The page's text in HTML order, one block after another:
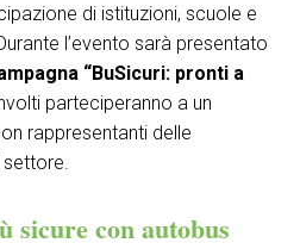
di istituzioni, scuole e
l’evento sarà presentato
“BuSicuri: pronti a
parteciperanno a un
rappresentanti delle
settore.
sicure con autobus